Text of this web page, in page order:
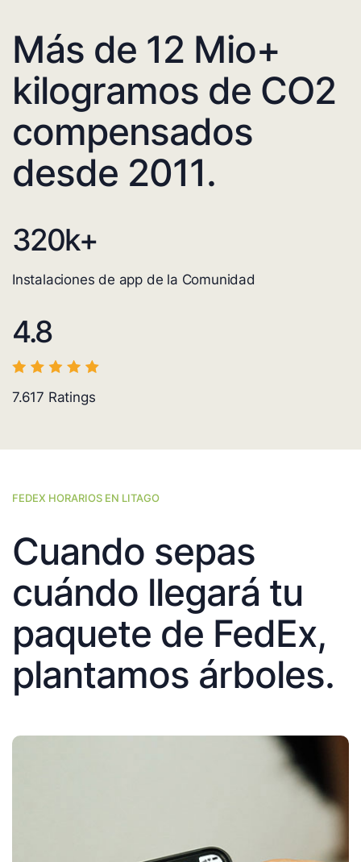
Más de 12 Mio+
kilogramos de CO2
compensados
desde 2011.
320k+
Instalaciones de app de la Comunidad
4.8
7.617 Ratings
FEDEX HORARIOS EN LITAGO
Cuando sepas
cuándo llegará tu
paquete de FedEx,
plantamos árboles.